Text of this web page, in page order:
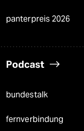
panterpreis 2026
Podcast
bundestalk
fernverbindung